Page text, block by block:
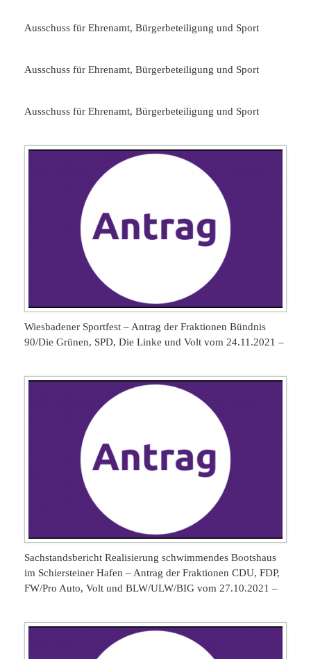
Ausschuss für Ehrenamt, Bürgerbeteiligung und Sport
Ausschuss für Ehrenamt, Bürgerbeteiligung und Sport
Ausschuss für Ehrenamt, Bürgerbeteiligung und Sport
Wiesbadener Sportfest – Antrag der Fraktionen Bündnis
90/Die Grünen, SPD, Die Linke und Volt vom 24.11.2021 –
Sachstandsbericht Realisierung schwimmendes Bootshaus
im Schiersteiner Hafen – Antrag der Fraktionen CDU, FDP,
FW/Pro Auto, Volt und BLW/ULW/BIG vom 27.10.2021 –